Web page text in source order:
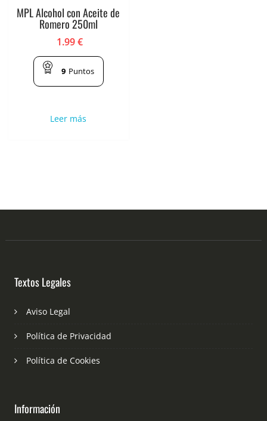
MPL Alcohol con Aceite de
Romero 250ml
1.99€
9 Puntos
Leer más
Textos Legales
Aviso Legal
Política de Privacidad
Política de Cookies
Información